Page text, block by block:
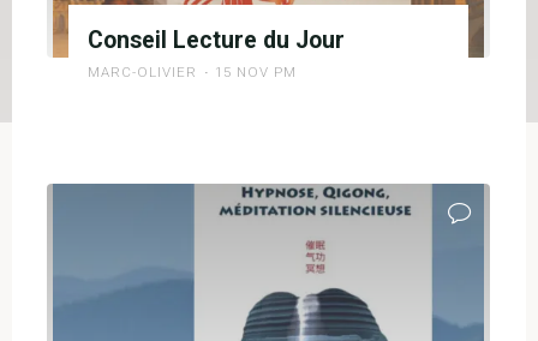
Conseil Lecture du Jour
MARC-OLIVIER 15 NOV PM
du